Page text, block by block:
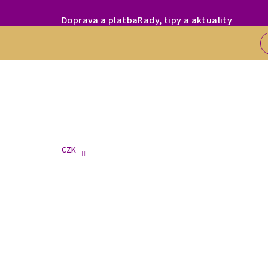
MILÍ
Doprava a platbaRady, tipy a aktuality
CZK